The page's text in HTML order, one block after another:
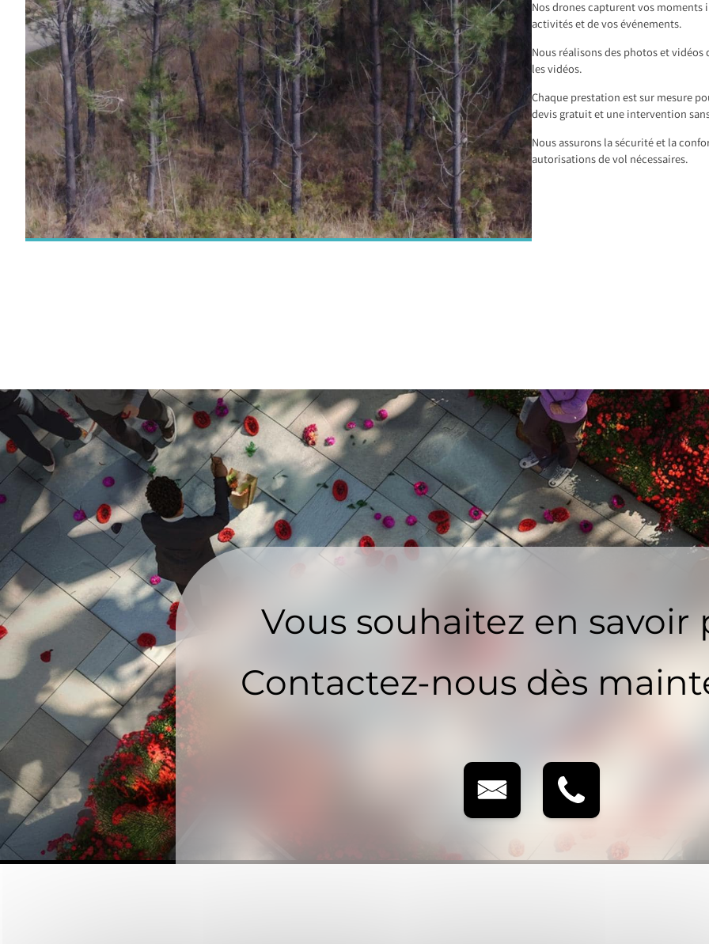
Nos drones capturent vos
activités et de vos événements.
Nous réalisons des photos et
les vidéos.
Chaque prestation est sur mesure
devis gratuit et une intervention
Nous assurons la sécurité et la
autorisations de vol nécessaires.
Vous souhaitez en savoir
Contactez-nous dès